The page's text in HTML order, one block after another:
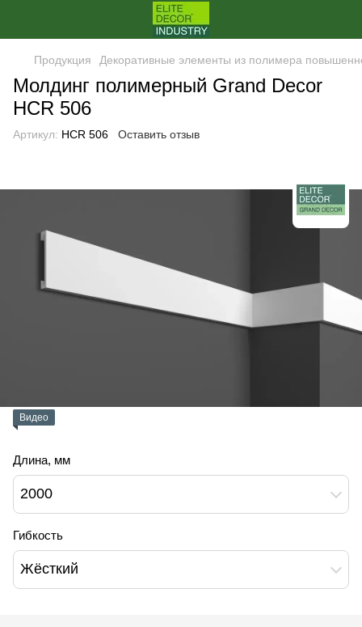
Продукция Декоративные элементы из полимера
Молдинг полимерный Grand Decor
HCR 506
Артикул: HCR 506 Оставить отзыв
Видео
Длина, мм
2000
Гибкость
Жёсткий